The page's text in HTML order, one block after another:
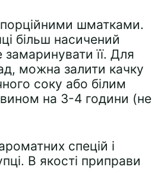
шматками.
більш насичений
її. Для
можна залити качку
соку або білим
на 3-4 години (не
спецій і
В якості приправи